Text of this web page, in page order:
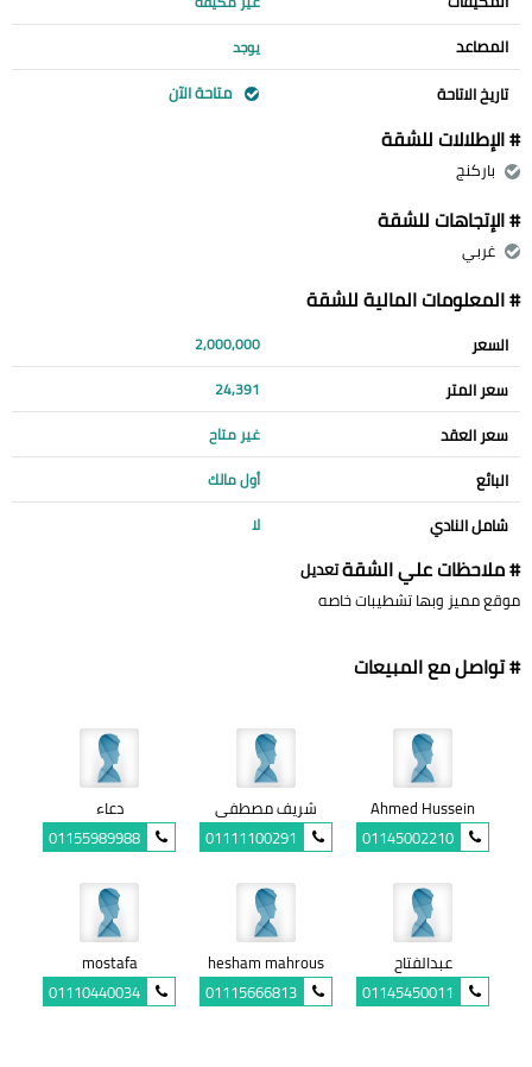
المصاعد يوجد
تاريخ الاتاحة متاحة الآن
# الإطلالات للشقة
باركنج
# الإتجاهات للشقة
غربي
# المعلومات المالية للشقة
السعر 2,000,000
سعر المتر 24,391
سعر العقد غير متاح
البائع أول مالك
شامل النادي لا
# ملاحظات علي الشقةتعديل
موقع مميز وبها تشطيبات خاصه
# تواصل مع المبيعات
Ahmed Hussein
01145002210
شريف مصطفى
01111100291
دعاء
01155989988
عبدالفتاح
01145450011
hesham mahrous
01115666813
mostafa
01110440034